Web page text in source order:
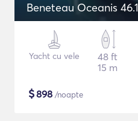
Beneteau Oceanis 46.1
Yacht cu vele
48 ft
15 m
$898 /noapte